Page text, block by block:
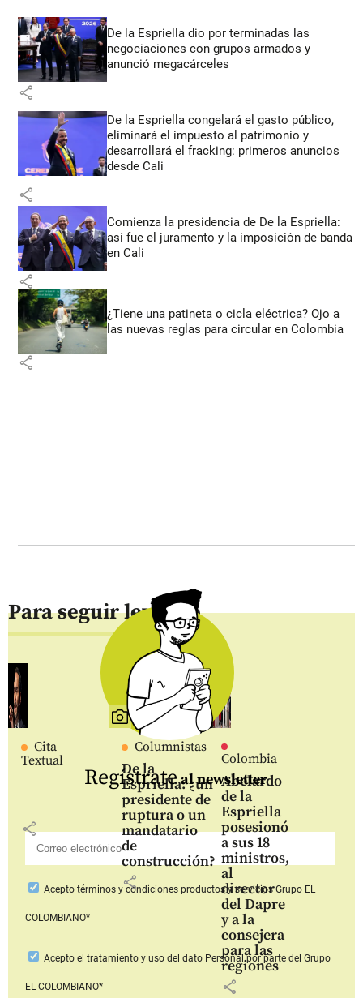
De la Espriella dio por terminadas las
negociaciones con grupos armados y
anunció megacárceles
share
De la Espriella congelará el gasto público,
eliminará el impuesto al patrimonio y
desarrollará el fracking: primeros anuncios
desde Cali
share
Comienza la presidencia de De la Espriella:
así fue el juramento y la imposición de banda
en Cali
share
¿Tiene una patineta o cicla eléctrica? Ojo a
las nuevas reglas para circular en Colombia
share
Para seguir leyendo
Cita
Textual
share
Columnistas
De la
Espriella: ¿un
presidente de
ruptura o un
mandatario
de
construcción?
share
Colombia
Abelardo
de la
Espriella
posesionó
a sus 18
ministros,
al
director
del Dapre
y a la
consejera
para las
regiones
share
Regístrateal newsletter
Aceptotérminos y condiciones productos y serviciosGrupo EL
COLOMBIANO*
Acepto el tratamiento y uso del dato Personalpor parte del Grupo
EL COLOMBIANO*